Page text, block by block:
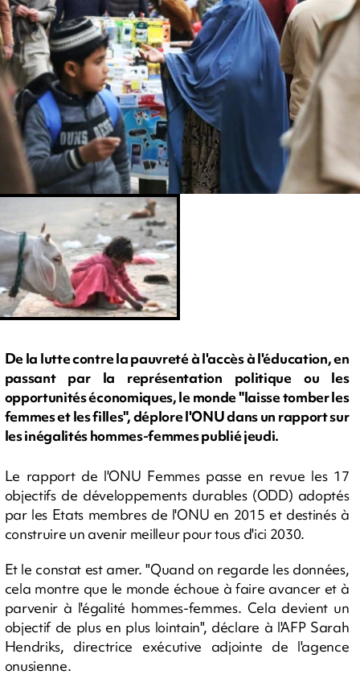
De la lutte contre la pauvreté à l'accès à l'éducation, en
passant par la représentation politique ou les
opportunités économiques, le monde "laisse tomber les
femmes et les filles", déplore l'ONU dans un rapport sur
les inégalités hommes-femmes publié jeudi.
Le rapport de l'ONU Femmes passe en revue les 17
objectifs de développements durables (ODD) adoptés
par les Etats membres de l'ONU en 2015 et destinés à
construire un avenir meilleur pour tous d'ici 2030.
Et le constat est amer. "Quand on regarde les données,
cela montre que le monde échoue à faire avancer et à
parvenir à l'égalité hommes-femmes. Cela devient un
objectif de plus en plus lointain", déclare à l'AFP Sarah
Hendriks, directrice exécutive adjointe de l'agence
onusienne.